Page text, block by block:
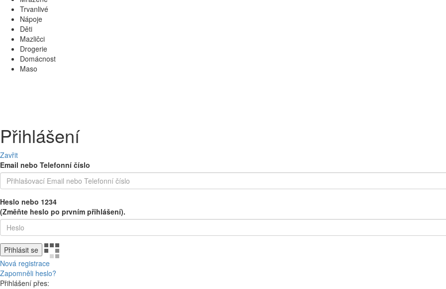
Trvanlivé
Nápoje
Děti
Mazličci
Drogerie
Domácnost
Maso
Přihlášení
Zavřit
Email nebo Telefonní číslo
Heslo nebo 1234
(Změňte heslo po prvním přihlášení).
Přihlásit se
Nová registrace
Zapomněli heslo?
Přihlášení přes: